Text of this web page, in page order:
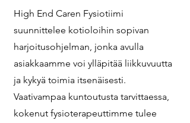
High End Caren Fysiotiimi
suunnittelee kotioloihin sopivan
harjoitusohjelman, jonka avulla
asiakkaamme voi ylläpitää liikkuvuutta
ja kykyä toimia itsenäisesti.
Vaativampaa kuntoutusta tarvittaessa,
kokenut fysioterapeuttimme tulee